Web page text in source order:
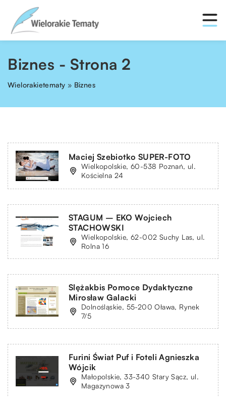
Biznes - Strona 2
Wielorakietematy » Biznes
Maciej Szebiotko SUPER-FOTO
Wielkopolskie, 60-538 Poznań, ul.
Kościelna 24
STAGUM – EKO Wojciech
STACHOWSKI
Wielkopolskie, 62-002 Suchy Las, ul.
Rolna 16
Slężakbis Pomoce Dydaktyczne
Mirosław Galacki
Dolnośląskie, 55-200 Oława, Rynek
7/5
Furini Świat Puf i Foteli Agnieszka
Wójcik
Małopolskie, 33-340 Stary Sącz, ul.
Magazynowa 3